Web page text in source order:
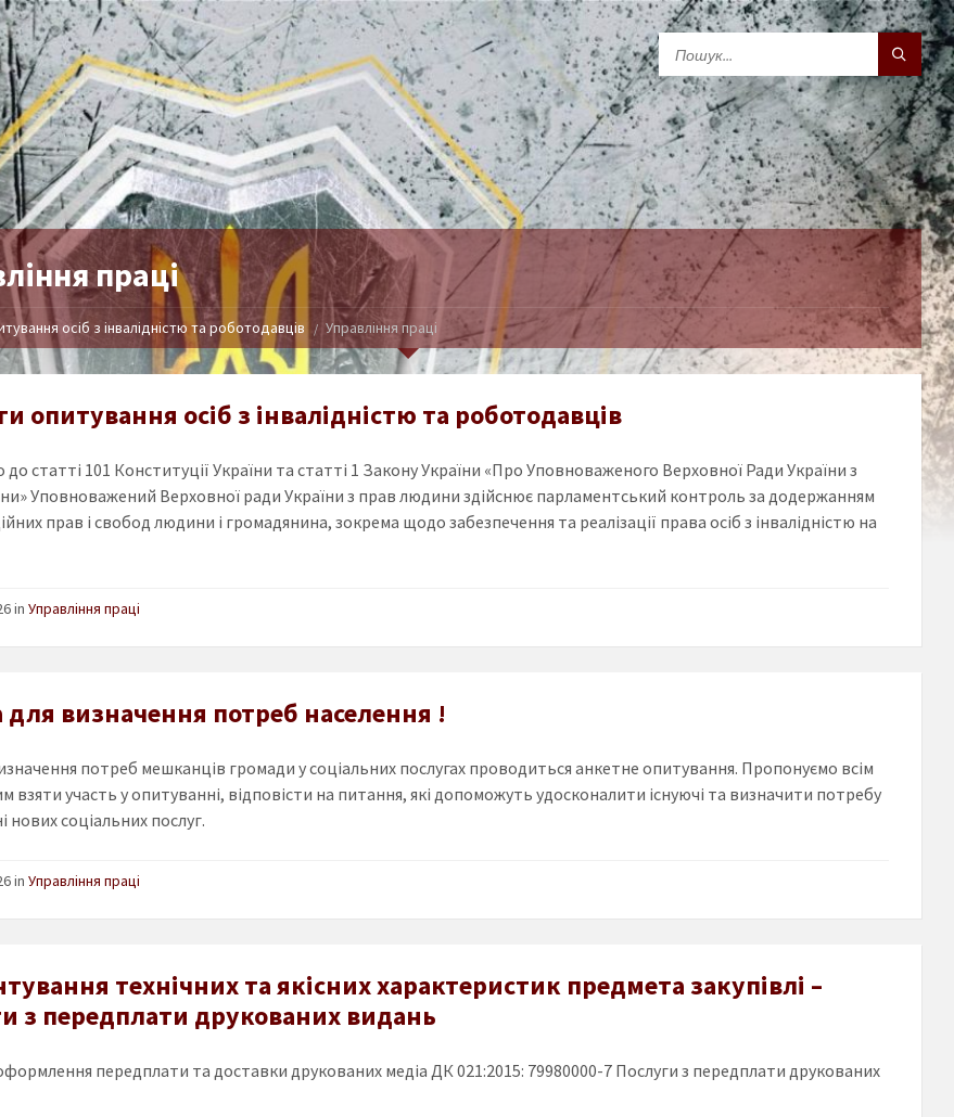
праці
осіб з інвалідністю та роботодавців Управління праці
опитування осіб з інвалідністю та роботодавців
до статті 101 Конституції України та статті 1 Закону України «Про Уповноваженого Верховної Ради України з
Уповноважений Верховної ради України з прав людини здійснює парламентський контроль за додержанням
прав і свобод людини і громадянина, зокрема щодо забезпечення та реалізації права осіб з інвалідністю на
in Управління праці
для визначення потреб населення !
потреб мешканців громади у соціальних послугах проводиться анкетне опитування. Пропонуємо всім
взяти участь у опитуванні, відповісти на питання, які допоможуть удосконалити існуючі та визначити потребу
нових соціальних послуг.
in Управління праці
технічних та якісних характеристик предмета закупівлі –
з передплати друкованих видань
передплати та доставки друкованих медіа ДК 021:2015: 79980000-7 Послуги з передплати друкованих